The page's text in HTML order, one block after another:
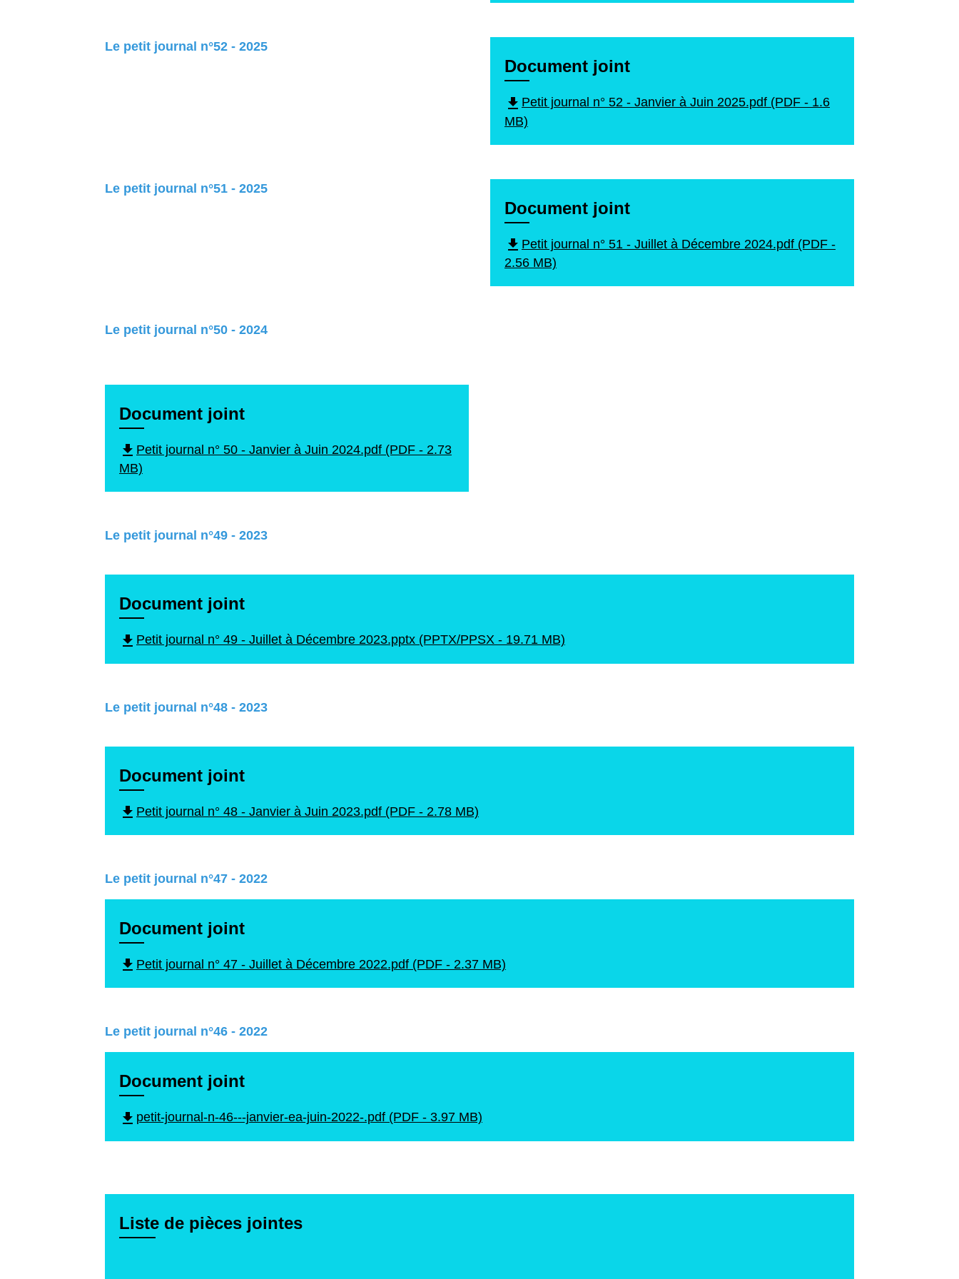
Le petit journal n°52 - 2025
Document joint
file_download Petit journal n° 52 - Janvier à Juin 2025.pdf (PDF - 1.6
MB)
Le petit journal n°51 - 2025
Document joint
file_download Petit journal n° 51 - Juillet à Décembre 2024.pdf (PDF -
2.56 MB)
Le petit journal n°50 - 2024
Document joint
file_download Petit journal n° 50 - Janvier à Juin 2024.pdf (PDF - 2.73
MB)
Le petit journal n°49 - 2023
Document joint
file_download Petit journal n° 49 - Juillet à Décembre 2023.pptx (PPTX/PPSX - 19.71 MB)
Le petit journal n°48 - 2023
Document joint
file_download Petit journal n° 48 - Janvier à Juin 2023.pdf (PDF - 2.78 MB)
Le petit journal n°47 - 2022
Document joint
file_download Petit journal n° 47 - Juillet à Décembre 2022.pdf (PDF - 2.37 MB)
Le petit journal n°46 - 2022
Document joint
file_download petit-journal-n-46---janvier-ea-juin-2022-.pdf (PDF - 3.97 MB)
Liste de pièces jointes